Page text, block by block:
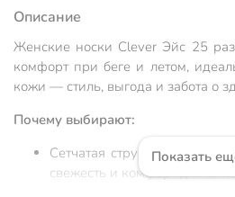
Описание
Женские носки Clever Эйс 25
комфорт при беге и летом,
кожи — стиль, выгода и забота о
Почему выбирают:
Сетчатая структура и
свежесть и комфорт для
Показать